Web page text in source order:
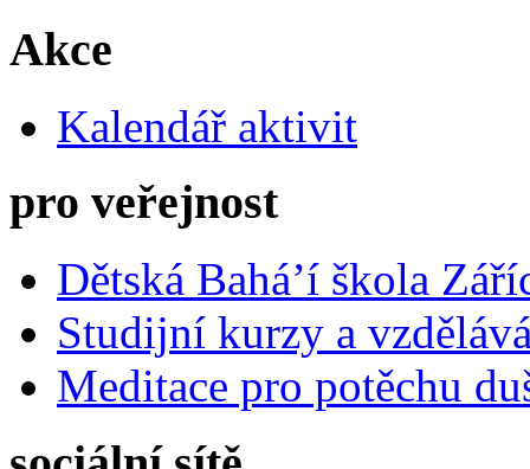
Akce
Kalendář aktivit
pro veřejnost
Dětská Bahá’í škola
Studijní kurzy a
Meditace pro potěchu